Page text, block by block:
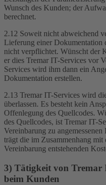
Wunsch des Kunden; der
berechnet.
2.12 Soweit nicht abweichend
Lieferung einer Dokumentation
nicht verpflichtet. Wünscht der
er dies Tremar IT-Services vor
Services wird ihm dann ein
Dokumentation erstellen.
2.13 Tremar IT-Services wird
überlassen. Es besteht kein
Offenlegung des Quellcodes.
des Quellcodes, ist Tremar IT-
Vereinbarung zu
trägt die im Zusammenhang mit
Vereinbarung entstehenden
3) Tätigkeit von Tremar
beim Kunden